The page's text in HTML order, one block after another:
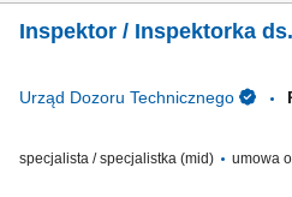
Inspektor / Inspektorka
Urząd Dozoru Technicznego
specjalista / specjalistka (mid) umowa